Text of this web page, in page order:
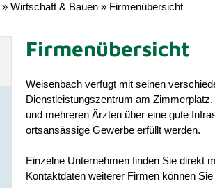
» Wirtschaft & Bauen » Firmenübersicht
Firmenübersicht
Weisenbach verfügt mit seinen
Dienstleistungszentrum am
und mehreren Ärzten über eine gute
ortsansässige Gewerbe erfüllt werden.
Einzelne Unternehmen finden Sie direkt
Kontaktdaten weiterer Firmen können